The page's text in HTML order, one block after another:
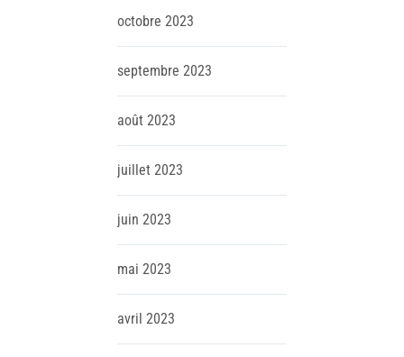
octobre 2023
septembre 2023
août 2023
juillet 2023
juin 2023
mai 2023
avril 2023